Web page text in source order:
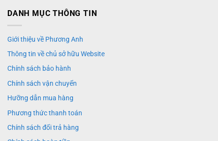
DANH MỤC THÔNG TIN
Giới thiệu về Phương Anh
Thông tin về chủ sở hữu Website
Chính sách bảo hành
Chính sách vận chuyển
Hưỡng dẫn mua hàng
Phương thức thanh toán
Chính sách đổi trả hàng